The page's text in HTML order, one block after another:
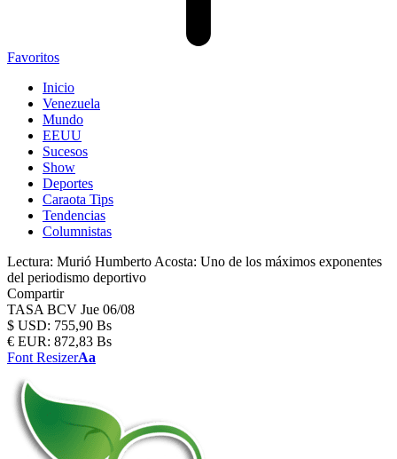
Favoritos
Inicio
Venezuela
Mundo
EEUU
Sucesos
Show
Deportes
Caraota Tips
Tendencias
Columnistas
Lectura: Murió Humberto Acosta: Uno de los máximos exponentes
del periodismo deportivo
Compartir
TASA BCV Jue 06/08
$ USD: 755,90 Bs
€ EUR: 872,83 Bs
Font ResizerAa